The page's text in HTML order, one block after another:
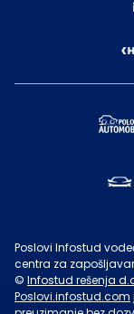
Poslovi Infostud
centra za
© Infostud rešenja
Poslovi.infostud.com